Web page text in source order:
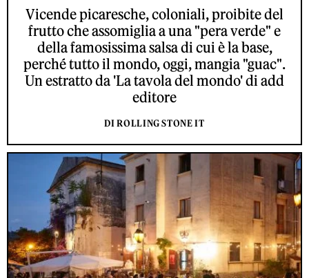
Vicende picaresche, coloniali, proibite del
frutto che assomiglia a una "pera verde" e
della famosissima salsa di cui è la base,
perché tutto il mondo, oggi, mangia "guac".
Un estratto da 'La tavola del mondo' di add
editore
DI ROLLING STONE IT